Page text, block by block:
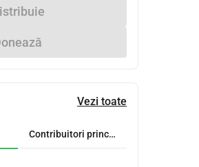
Vezi toate
Contribuitori principali